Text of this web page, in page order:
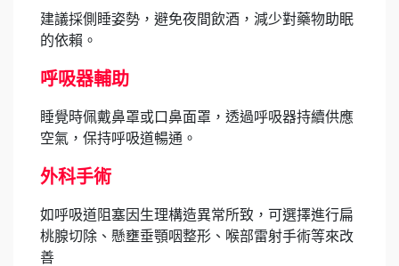
建議採側睡姿勢，避免夜間飲酒，減少對藥物助眠
的依賴。
呼吸器輔助
睡覺時佩戴鼻罩或口鼻面罩，透過呼吸器持續供應
空氣，保持呼吸道暢通。
外科手術
如呼吸道阻塞因生理構造異常所致，可選擇進行扁
桃腺切除、懸壅垂顎咽整形、喉部雷射手術等來改
善